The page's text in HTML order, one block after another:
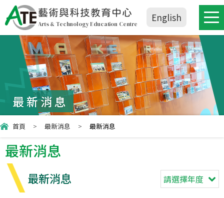
藝術與科技教育中心
Arts & Technology Education Centre
English
最新消息
首頁 > 最新消息 > 最新消息
最新消息
最新消息 請選擇年度